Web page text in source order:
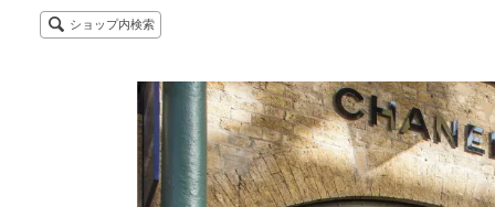
ショップ内検索